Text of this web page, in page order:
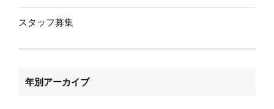
スタッフ募集
年別アーカイブ